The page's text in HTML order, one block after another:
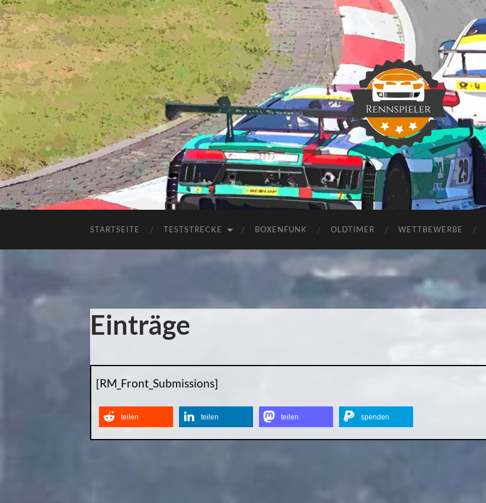
Rennspieler
STARTSEITE TESTSTRECKE BOXENFUNK OLDTIMER WETTBEWERBE
Einträge
[RM_Front_Submissions]
teilen teilen teilen spenden